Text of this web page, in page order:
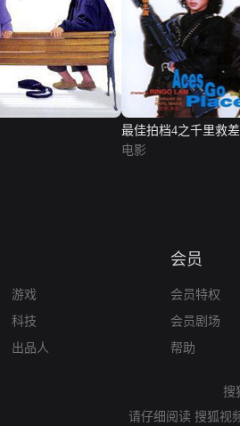
最佳拍档4之千里救
版）
电影
游戏
科技
出品人
会员
会员特权
会员剧场
帮助
搜
请仔细阅读 搜狐视